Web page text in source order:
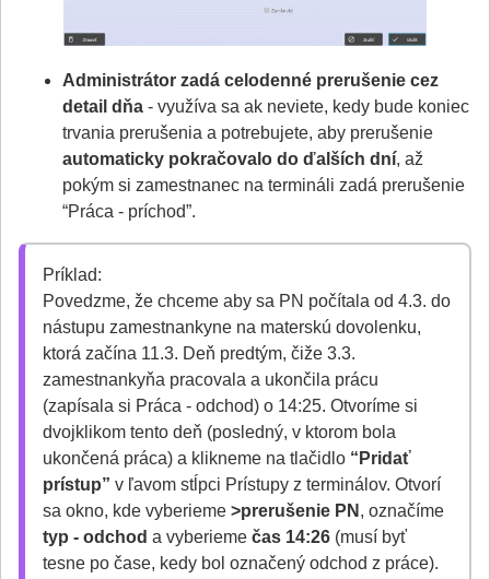
Administrátor zadá celodenné prerušenie cez
detail dňa - využíva sa ak neviete, kedy bude koniec
trvania prerušenia a potrebujete, aby prerušenie
automaticky pokračovalo do ďalších dní, až
pokým si zamestnanec na termináli zadá prerušenie
“Práca - príchod”.
Príklad:
Povedzme, že chceme aby sa PN počítala od 4.3. do
nástupu zamestnankyne na materskú dovolenku,
ktorá začína 11.3. Deň predtým, čiže 3.3.
zamestnankyňa pracovala a ukončila prácu
(zapísala si Práca - odchod) o 14:25. Otvoríme si
dvojklikom tento deň (posledný, v ktorom bola
ukončená práca) a klikneme na tlačidlo “Pridať
prístup” v ľavom stĺpci Prístupy z terminálov. Otvorí
sa okno, kde vyberieme >prerušenie PN , označíme
typ - odchod a vyberieme čas 14:26 (musí byť
tesne po čase, kedy bol označený odchod z práce).